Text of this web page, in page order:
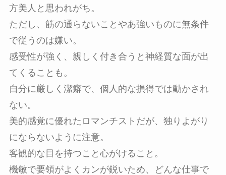
方美人と思われがち。
ただし、筋の通らないことやあ強いものに無条件
で従うのは嫌い。
感受性が強く、親しく付き合うと神経質な面が出
てくることも。
自分に厳しく潔癖で、個人的な損得では動かされ
ない。
美的感覚に優れたロマンチストだが、独りよがり
にならないように注意。
客観的な目を持つこと心がけること。
機敏で要領がよくカンが鋭いため、どんな仕事で